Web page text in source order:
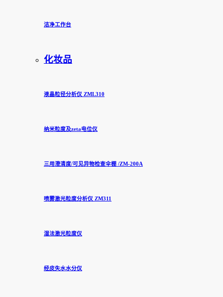
洁净工作台
化妆品
液晶粒径分析仪 ZML310
纳米粒度及zeta电位仪
三用澄清度/可见异物检查伞棚 /ZM-200A
喷雾激光粒度分析仪 ZM311
湿法激光粒度仪
经皮失水水分仪